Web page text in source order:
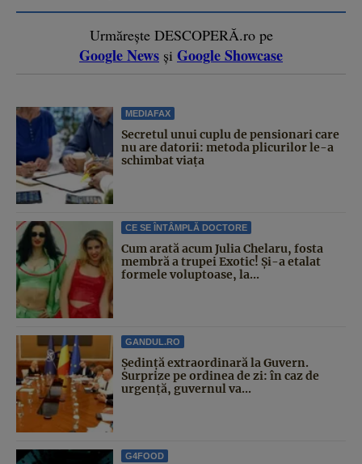
Urmărește DESCOPERĂ.ro pe
Google News și Google Showcase
MEDIAFAX
Secretul unui cuplu de pensionari care
nu are datorii: metoda plicurilor le-a
schimbat viața
CE SE ÎNTÂMPLĂ DOCTORE
Cum arată acum Julia Chelaru, fosta
membră a trupei Exotic! Și-a etalat
formele voluptoase, la...
GANDUL.RO
Şedinţă extraordinară la Guvern.
Surprize pe ordinea de zi: în caz de
urgență, guvernul va...
G4FOOD